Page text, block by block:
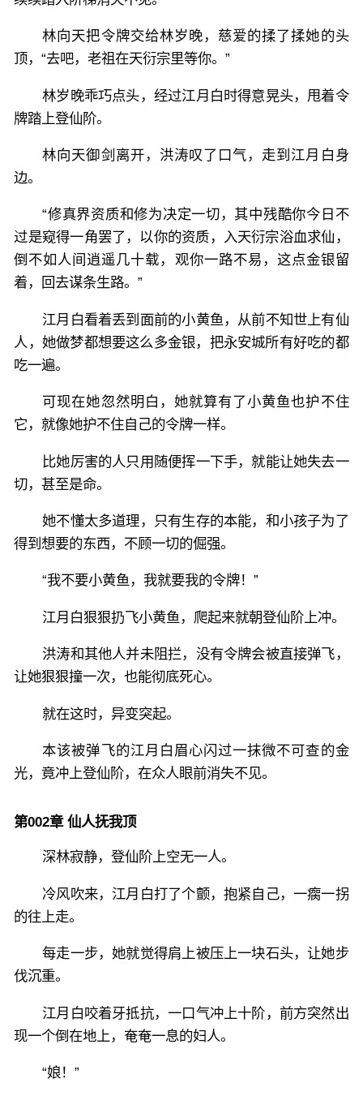
林向天把令牌交给林岁晚，慈爱的揉了揉她的头
顶，“去吧，老祖在天衍宗里等你。”
林岁晚乖巧点头，经过江月白时得意晃头，甩着令
牌踏上登仙阶。
林向天御剑离开，洪涛叹了口气，走到江月白身
边。
“修真界资质和修为决定一切，其中残酷你今日不
过是窥得一角罢了，以你的资质，入天衍宗浴血求仙，
倒不如人间逍遥几十载，观你一路不易，这点金银留
着，回去谋条生路。”
江月白看着丢到面前的小黄鱼，从前不知世上有仙
人，她做梦都想要这么多金银，把永安城所有好吃的都
吃一遍。
可现在她忽然明白，她就算有了小黄鱼也护不住
它，就像她护不住自己的令牌一样。
比她厉害的人只用随便挥一下手，就能让她失去一
切，甚至是命。
她不懂太多道理，只有生存的本能，和小孩子为了
得到想要的东西，不顾一切的倔强。
“我不要小黄鱼，我就要我的令牌！”
江月白狠狠扔飞小黄鱼，爬起来就朝登仙阶上冲。
洪涛和其他人并未阻拦，没有令牌会被直接弹飞，
让她狠狠撞一次，也能彻底死心。
就在这时，异变突起。
本该被弹飞的江月白眉心闪过一抹微不可查的金
光，竟冲上登仙阶，在众人眼前消失不见。
第002章 仙人抚我顶
深林寂静，登仙阶上空无一人。
冷风吹来，江月白打了个颤，抱紧自己，一瘸一拐
的往上走。
每走一步，她就觉得肩上被压上一块石头，让她步
伐沉重。
江月白咬着牙抵抗，一口气冲上十阶，前方突然出
现一个倒在地上，奄奄一息的妇人。
“娘！”